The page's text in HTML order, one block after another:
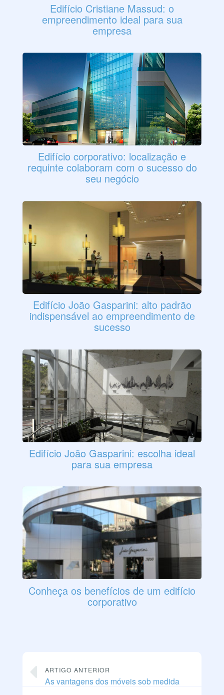
Edifício Cristiane Massud: o
empreendimento ideal para sua
empresa
Edifício corporativo: localização e
requinte colaboram com o sucesso do
seu negócio
Edifício João Gasparini: alto padrão
indispensável ao empreendimento de
sucesso
Edifício João Gasparini: escolha ideal
para sua empresa
Conheça os benefícios de um edifício
corporativo
ARTIGO ANTERIOR
As vantagens dos móveis sob medida